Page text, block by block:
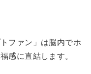
ファン」は脳内でホ
感に直結します。